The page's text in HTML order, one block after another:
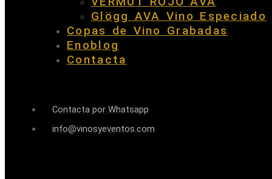
Glögg AVA Vino Especiado
Copas de Vino Grabadas
Enoblog
Contacta
Contacta por Whatsapp
info@vinosyeventos.com